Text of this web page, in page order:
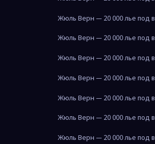
Жюль Верн — 20 000 лье под
Жюль Верн — 20 000 лье под
Жюль Верн — 20 000 лье под
Жюль Верн — 20 000 лье под
Жюль Верн — 20 000 лье под
Жюль Верн — 20 000 лье под
Жюль Верн — 20 000 лье под